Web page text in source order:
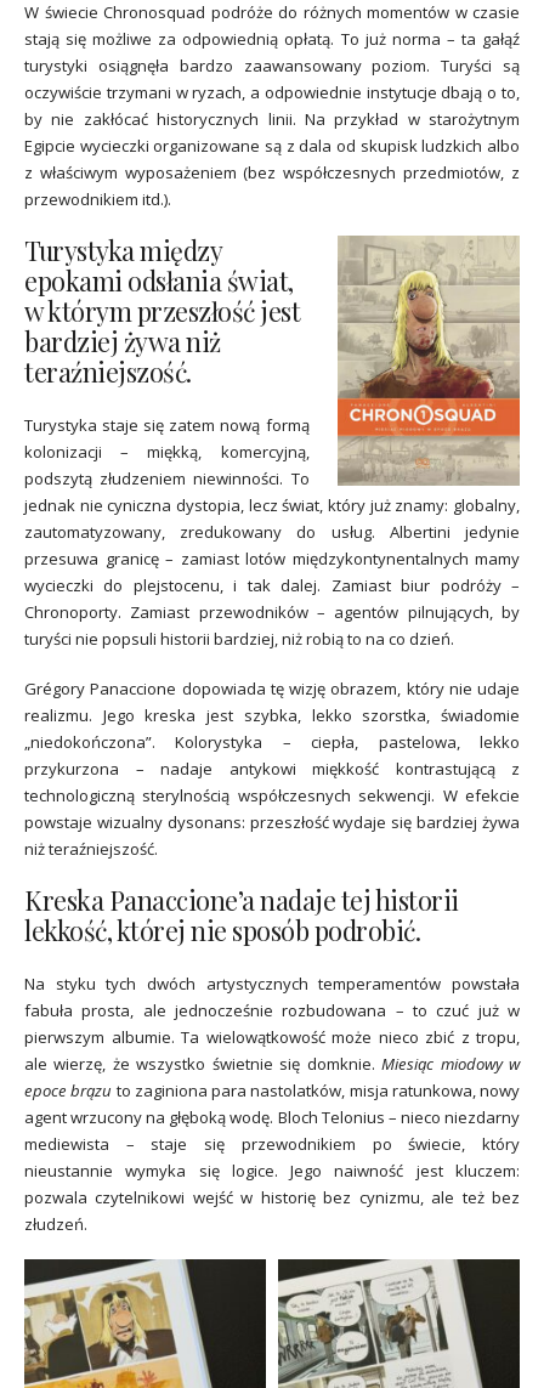
W świecie Chronosquad podróże do różnych momentów w czasie
stają się możliwe za odpowiednią opłatą. To już norma – ta gałąź
turystyki osiągnęła bardzo zaawansowany poziom. Turyści są
oczywiście trzymani w ryzach, a odpowiednie instytucje dbają o to,
by nie zakłócać historycznych linii. Na przykład w starożytnym
Egipcie wycieczki organizowane są z dala od skupisk ludzkich albo
z właściwym wyposażeniem (bez współczesnych przedmiotów, z
przewodnikiem itd.).
Turystyka między
epokami odsłania świat,
w którym przeszłość jest
bardziej żywa niż
teraźniejszość.
Turystyka staje się zatem nową formą
kolonizacji – miękką, komercyjną,
podszytą złudzeniem niewinności. To
jednak nie cyniczna dystopia, lecz świat, który już znamy: globalny,
zautomatyzowany, zredukowany do usług. Albertini jedynie
przesuwa granicę – zamiast lotów międzykontynentalnych mamy
wycieczki do plejstocenu, i tak dalej. Zamiast biur podróży –
Chronoporty. Zamiast przewodników – agentów pilnujących, by
turyści nie popsuli historii bardziej, niż robią to na co dzień.
Grégory Panaccione dopowiada tę wizję obrazem, który nie udaje
realizmu. Jego kreska jest szybka, lekko szorstka, świadomie
„niedokończona”. Kolorystyka – ciepła, pastelowa, lekko
przykurzona – nadaje antykowi miękkość kontrastującą z
technologiczną sterylnością współczesnych sekwencji. W efekcie
powstaje wizualny dysonans: przeszłość wydaje się bardziej żywa
niż teraźniejszość.
Kreska Panaccione’a nadaje tej historii
lekkość, której nie sposób podrobić.
Na styku tych dwóch artystycznych temperamentów powstała
fabuła prosta, ale jednocześnie rozbudowana – to czuć już w
pierwszym albumie. Ta wielowątkowość może nieco zbić z tropu,
ale wierzę, że wszystko świetnie się domknie.Miesiąc miodowy w
epoce brązu to zaginiona para nastolatków, misja ratunkowa, nowy
agent wrzucony na głęboką wodę. Bloch Telonius – nieco niezdarny
mediewista – staje się przewodnikiem po świecie, który
nieustannie wymyka się logice. Jego naiwność jest kluczem:
pozwala czytelnikowi wejść w historię bez cynizmu, ale też bez
złudzeń.